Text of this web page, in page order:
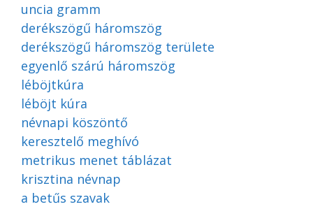
uncia gramm
derékszögű háromszög
derékszögű háromszög területe
egyenlő szárú háromszög
léböjtkúra
léböjt kúra
névnapi köszöntő
keresztelő meghívó
metrikus menet táblázat
krisztina névnap
a betűs szavak